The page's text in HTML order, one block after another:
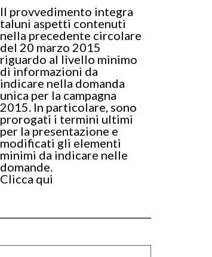
Il provvedimento integra
taluni aspetti contenuti
nella precedente circolare
del 20 marzo 2015
riguardo al livello minimo
di informazioni da
indicare nella domanda
unica per la campagna
2015. In particolare, sono
prorogati i termini ultimi
per la presentazione e
modificati gli elementi
minimi da indicare nelle
domande.
Clicca qui